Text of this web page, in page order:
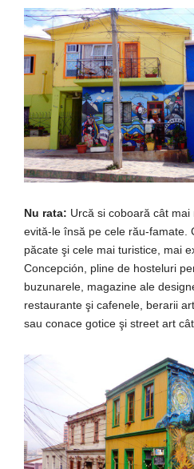
Nu rata: Urcă si coboară cât mai
evită-le însă pe cele rău-famate.
păcate şi cele mai turistice, mai
Concepción, pline de hosteluri
buzunarele, magazine ale
restaurante şi cafenele, berarii
sau conace gotice şi street art